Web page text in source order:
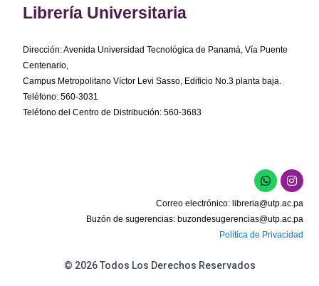
Librería Universitaria
Dirección: Avenida Universidad Tecnológica de Panamá, Vía Puente
Centenario,
Campus Metropolitano Víctor Levi Sasso, Edificio No.3 planta baja.
Teléfono: 560-3031
Teléfono del Centro de Distribución: 560-3683
W
h
a
t
s
a
p
I
n
s
t
a
g
r
Correo electrónico: libreria@utp.ac.pa
Buzón de sugerencias: buzondesugerencias@utp.ac.pa
Política de Privacidad
© 2026 Todos Los Derechos Reservados